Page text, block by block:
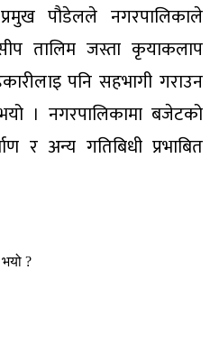
पौडेलले नगरपालिकाले
तालिम जस्ता कृयाकलाप
पनि सहभागी गराउन
। नगरपालिकामा बजेटको
र अन्य गतिबिधी प्रभाबित
?